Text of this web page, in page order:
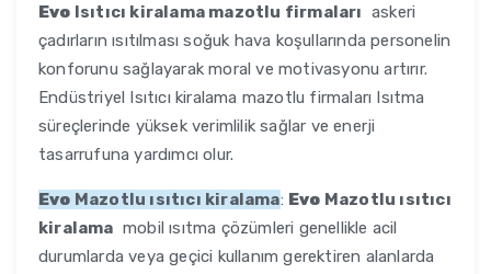
Evo Isıtıcı kiralama mazotlu firmaları askeri
çadırların ısıtılması soğuk hava koşullarında personelin
konforunu sağlayarak moral ve motivasyonu artırır.
Endüstriyel Isıtıcı kiralama mazotlu firmaları Isıtma
süreçlerinde yüksek verimlilik sağlar ve enerji
tasarrufuna yardımcı olur.
Evo Mazotlu ısıtıcı kiralama: Evo Mazotlu ısıtıcı
kiralama mobil ısıtma çözümleri genellikle acil
durumlarda veya geçici kullanım gerektiren alanlarda